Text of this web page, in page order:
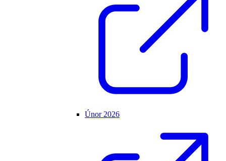
Únor 2026